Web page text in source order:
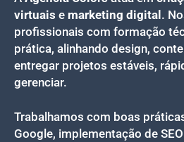
virtuais e marketing digital .
profissionais com formação
prática, alinhando design,
entregar projetos estáveis,
gerenciar.
Trabalhamos com boas
Google, implementação de